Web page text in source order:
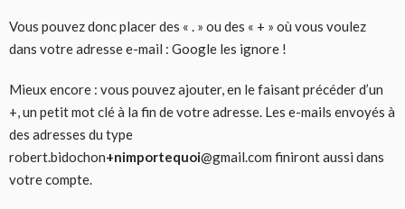
Vous pouvez donc placer des « . » ou des « + » où vous voulez
dans votre adresse e-mail : Google les ignore !
Mieux encore : vous pouvez ajouter, en le faisant précéder d’un
+, un petit mot clé à la fin de votre adresse. Les e-mails envoyés à
des adresses du type
robert.bidochon+nimportequoi@gmail.com finiront aussi dans
votre compte.